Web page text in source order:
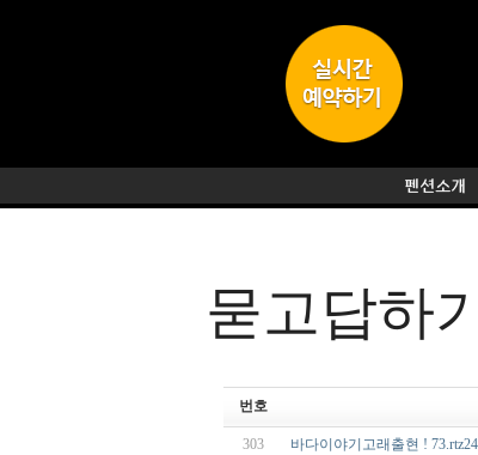
묻고답하
번호
303 바다이야기고래출현 !